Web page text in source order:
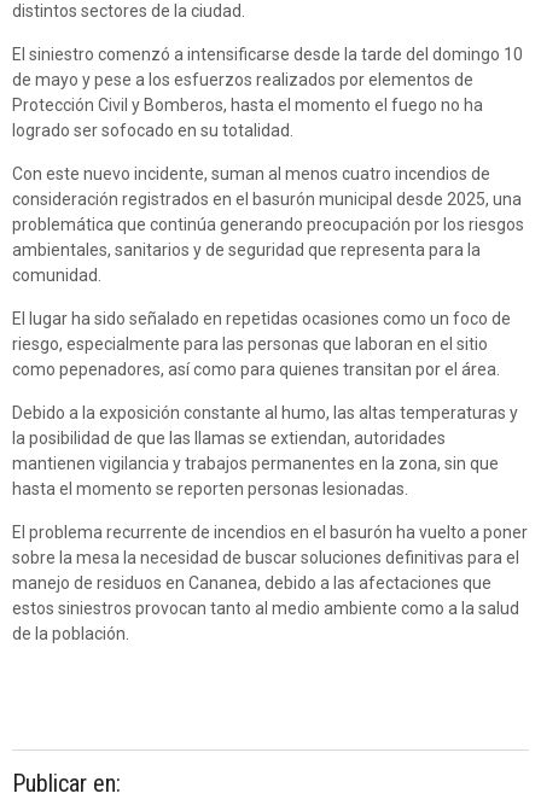
distintos sectores de la ciudad.
El siniestro comenzó a intensificarse desde la tarde del domingo 10
de mayo y pese a los esfuerzos realizados por elementos de
Protección Civil y Bomberos, hasta el momento el fuego no ha
logrado ser sofocado en su totalidad.
Con este nuevo incidente, suman al menos cuatro incendios de
consideración registrados en el basurón municipal desde 2025, una
problemática que continúa generando preocupación por los riesgos
ambientales, sanitarios y de seguridad que representa para la
comunidad.
El lugar ha sido señalado en repetidas ocasiones como un foco de
riesgo, especialmente para las personas que laboran en el sitio
como pepenadores, así como para quienes transitan por el área.
Debido a la exposición constante al humo, las altas temperaturas y
la posibilidad de que las llamas se extiendan, autoridades
mantienen vigilancia y trabajos permanentes en la zona, sin que
hasta el momento se reporten personas lesionadas.
El problema recurrente de incendios en el basurón ha vuelto a poner
sobre la mesa la necesidad de buscar soluciones definitivas para el
manejo de residuos en Cananea, debido a las afectaciones que
estos siniestros provocan tanto al medio ambiente como a la salud
de la población.
Publicar en: